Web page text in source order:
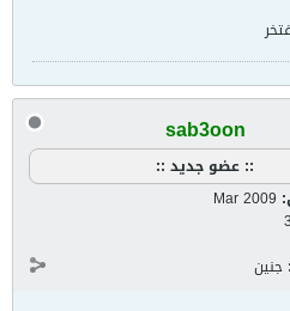
sab3oon
:: عضو جديد ::
Mar 2009
جنين